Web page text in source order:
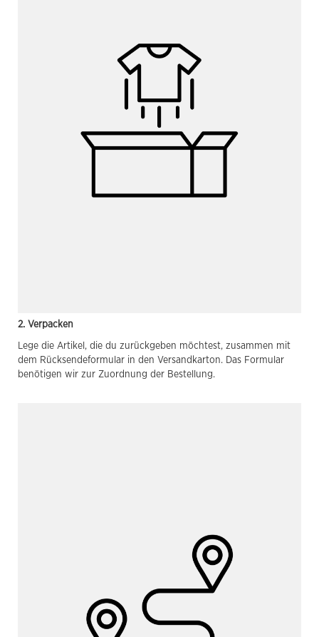
2. Verpacken
Lege die Artikel, die du zurückgeben möchtest, zusammen mit
dem Rücksendeformular in den Versandkarton. Das Formular
benötigen wir zur Zuordnung der Bestellung.